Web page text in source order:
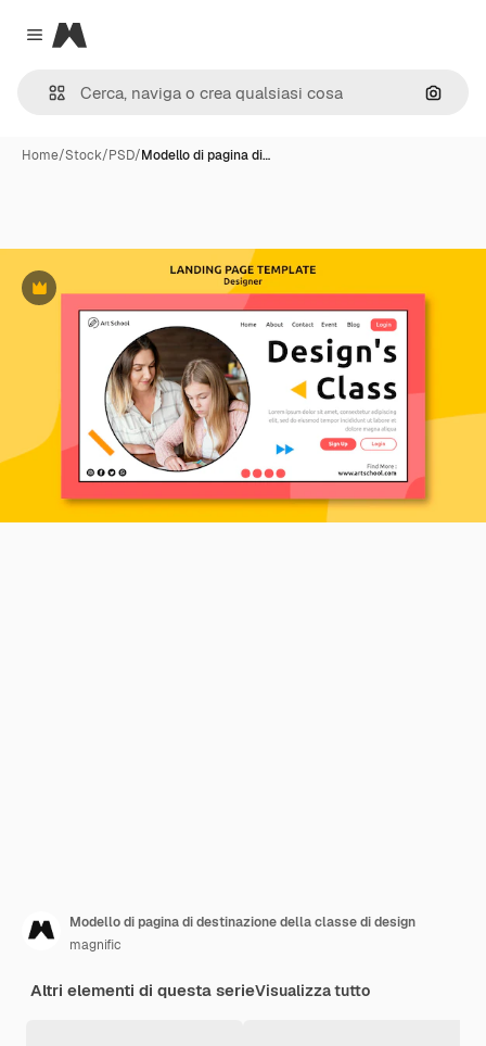
Close menu
Magnific
Cerca
Home/Stock/PSD/Modello di pagina di…
Premium
Modello di pagina di destinazione della classe di design
magnific
Altri elementi di questa serieVisualizza tutto